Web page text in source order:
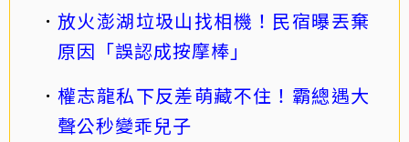
放火澎湖垃圾山找相機！民宿曝丟棄
原因「誤認成按摩棒」
權志龍私下反差萌藏不住！霸總遇大
聲公秒變乖兒子